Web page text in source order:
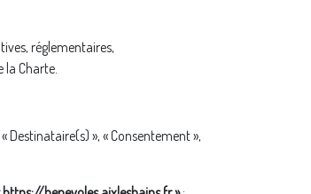
réglementaires,
la Charte.
Destinataire(s) », « Consentement »,